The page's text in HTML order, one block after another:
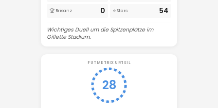
🏆 Brisanz 0 ⭐ Stars 54
Wichtiges Duell um die Spitzenplätze im
Gillette Stadium.
FUTMETRIX URTEIL
28